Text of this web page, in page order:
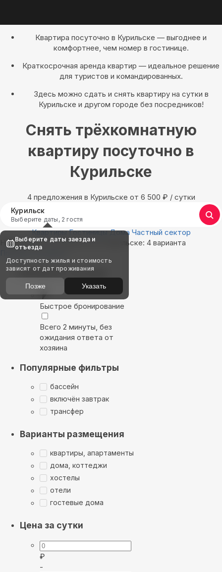
Квартира посуточно в Курильске — выгоднее и
комфортнее, чем номер в гостинице.
Краткосрочная аренда квартир — идеальное решение
для туристов и командированных.
Здесь можно сдать и снять квартиру на сутки в
Курильске и другом городе без посредников!
Снять трёхкомнатную
квартиру посуточно в
Курильске
4 предложения в Курильске oт 6 500 ₽ / сутки
Курильск
Выберите даты, 2 гостя
Квартиры Гостиницы Дома Частный сектор
Найдём, где остановиться в Курильске: 4 варианта
Показать на карте
Выбирайте лучшее
Быстрое бронирование
Всего 2 минуты, без
ожидания ответа от
хозяина
Популярные фильтры
бассейн
включён завтрак
трансфер
Варианты размещения
квартиры, апартаменты
дома, коттеджи
хостелы
отели
гостевые дома
Цена за сутки
₽
-
Выберите даты заезда и
отъезда
Доступность жилья и стоимость
зависят от дат проживания
Позже Указать